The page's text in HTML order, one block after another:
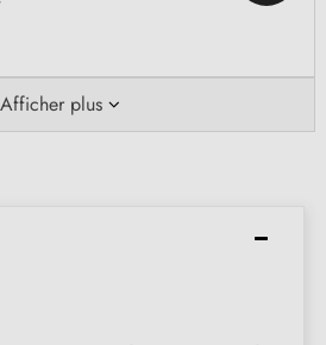
Afficher plus